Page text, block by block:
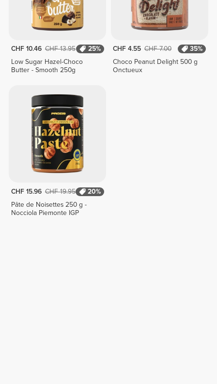
CHF 10.46 CHF 13.95
25%
Low Sugar Hazel-Choco
Butter - Smooth 250g
CHF 4.55 CHF 7.00
35%
Choco Peanut Delight 500 g
Onctueux
CHF 15.96 CHF 19.95
20%
Pâte de Noisettes 250 g -
Nocciola Piemonte IGP